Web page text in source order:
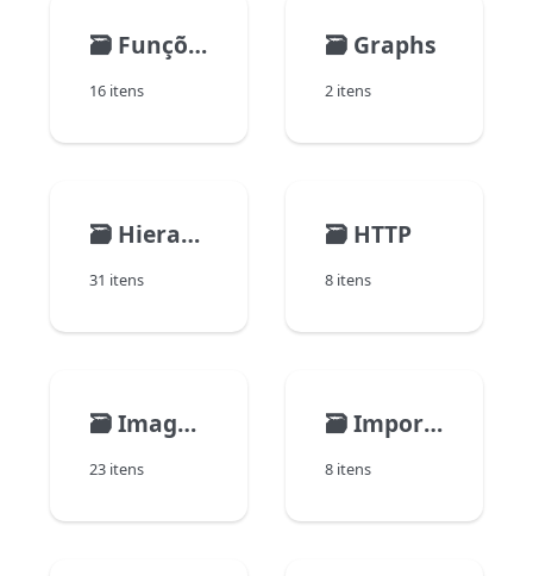
🗃️ Funções matemáticas
16 itens
🗃️ Graphs
2 itens
🗃️ Hierarchical Lists
31 itens
🗃️ HTTP
8 itens
🗃️ Imagens
23 itens
🗃️Import and Export
8 itens